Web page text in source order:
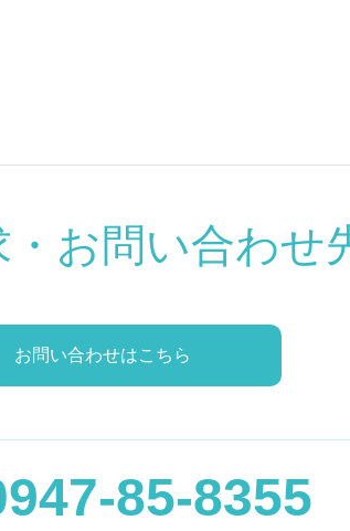
・お問い合わせ
お問い合わせはこちら
85-8355